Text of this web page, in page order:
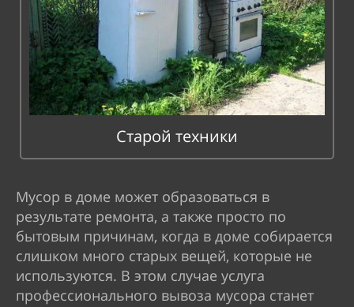
Старой техники
Мусор в доме может образоваться в
результате ремонта, а также просто по
бытовым причинам, когда в доме собирается
слишком много старых вещей, которые не
используются. В этом случае услуга
профессионального вывоза мусора станет